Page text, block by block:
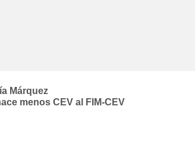
Márquez
menos CEV al FIM-CEV